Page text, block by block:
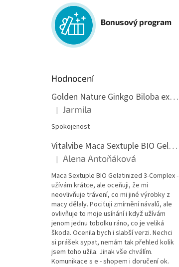
Bonusový program
Hodnocení
Golden Nature Ginkgo Biloba extrakt 50:1 60mg, 100 kapslí
Hodnocení produktu je 5 z 5 hvězdiček.
| Jarmila
Spokojenost
Vitalvibe Maca Sextuple BIO Gelatinized 3-Complex, 60 kapslí
Hodnocení produktu je 5 z 5 hvězdiček.
| Alena Antoňáková
Maca Sextuple BIO Gelatinized 3-Complex -
užívám krátce, ale oceňuji, že mi
neovlivňuje trávení, co mi jiné výrobky z
macy dělaly. Pociťuji zmírnění návalů, ale
ovlivňuje to moje usínání i když užívám
jenom jednu tobolku ráno, co je veliká
škoda. Ocenila bych i slabší verzi. Nechci
si prášek sypat, nemám tak přehled kolik
jsem toho užila. Jinak vše chválím.
Komunikace s e - shopem i doručení ok.